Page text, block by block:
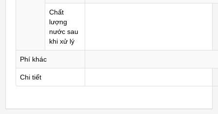
Chất
lượng
nước sau
khi xử lý
Phí khác
Chi tiết